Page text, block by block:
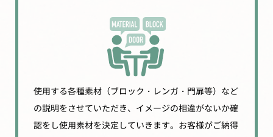
使用する各種素材（ブロック・レンガ・門扉等）など
の説明をさせていただき、イメージの相違がないか確
認をし使用素材を決定していきます。お客様がご納得